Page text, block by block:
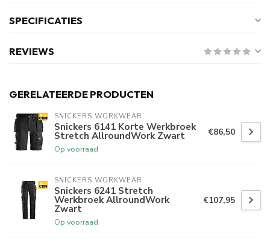
SPECIFICATIES
REVIEWS
GERELATEERDE PRODUCTEN
SNICKERS WORKWEAR
Snickers 6141 Korte Werkbroek
Stretch AllroundWork Zwart
Op voorraad
€86,50
SNICKERS WORKWEAR
Snickers 6241 Stretch
Werkbroek AllroundWork
Zwart
Op voorraad
€107,95